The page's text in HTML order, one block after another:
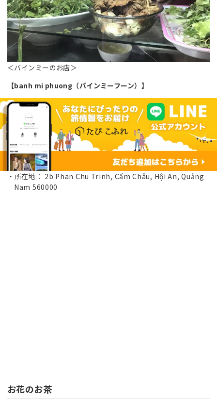
＜バインミーのお店＞
【banh mi phuong（バインミーフーン）】
所在地： 2b Phan Chu Trinh, Cẩm Châu, Hội An, Quảng
Nam 560000
お花のお茶